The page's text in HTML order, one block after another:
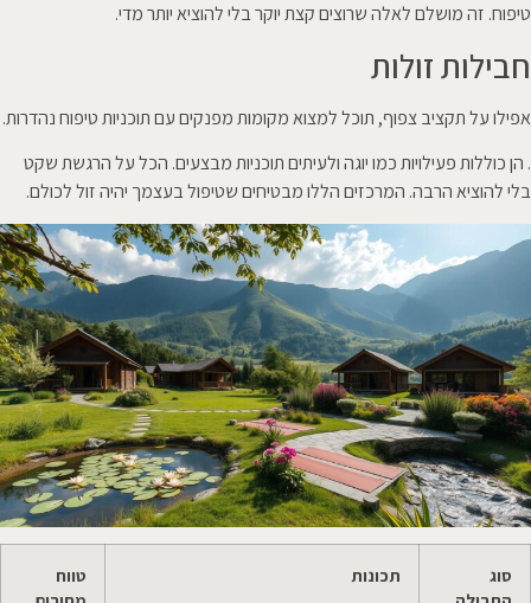
טיפוח. זה מושלם לאלה שרוצים קצת יוקר בלי להוציא יותר מדי.
חבילות זולות
אפילו על תקציב צפוף, תוכל למצוא מקומות מפנקים עם תוכניות טיפוח נהדרות.
. הן כוללות פעילויות כמו יוגה ולעיתים תוכניות מבצעים. הכל על הרגשת שקט
בלי להוציא הרבה. המרכזים הללו מבטיחים שטיפול בעצמך יהיה זול לכולם.
סוג
תכונות
טווח